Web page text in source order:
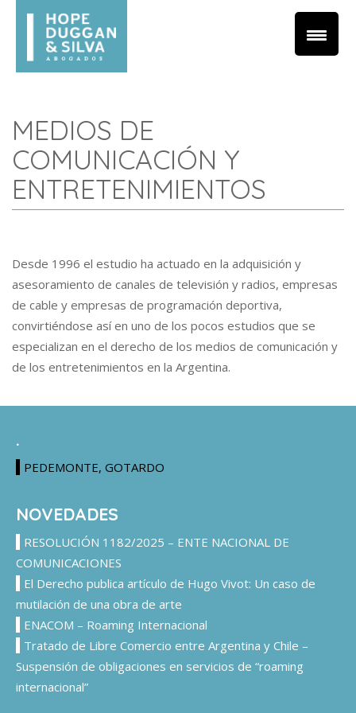
MEDIOS DE
COMUNICACIÓN Y
ENTRETENIMIENTOS
Desde 1996 el estudio ha actuado en la adquisición y
asesoramiento de canales de televisión y radios, empresas
de cable y empresas de programación deportiva,
convirtiéndose así en uno de los pocos estudios que se
especializan en el derecho de los medios de comunicación y
de los entretenimientos en la Argentina.
.
PEDEMONTE, GOTARDO
NOVEDADES
RESOLUCIÓN 1182/2025 – ENTE NACIONAL DE
COMUNICACIONES
El Derecho publica artículo de Hugo Vivot: Un caso de
mutilación de una obra de arte
ENACOM – Roaming Internacional
Tratado de Libre Comercio entre Argentina y Chile –
Suspensión de obligaciones en servicios de “roaming
internacional”